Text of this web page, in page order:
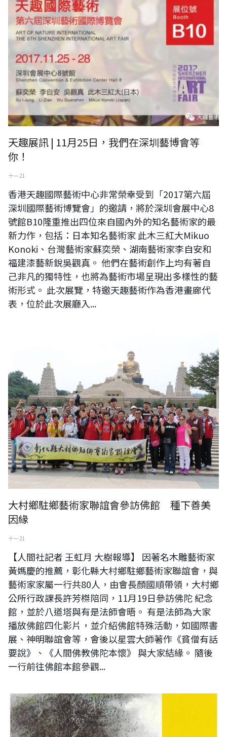
天趣展訊 | 11月25日，我們在深圳藝博會等
你！
十一 21
香港天趣國際藝術中心非常榮幸受到「2017第六屆
深圳國際藝術博覽會」的邀請，將於深圳會展中心8
號館B10隆重推出四位來自國內外的知名藝術家的最
新力作，包括：日本知名藝術家 此木三紅大Mikuo
Konoki、台灣藝術家蘇奕榮、湖南藝術家李自安和
福建漆藝新銳吳觀真。 他們在藝術創作上均有著自
己非凡的獨特性，也將為藝術市場呈現出多樣性的藝
術形式。 此次展覽，特邀天趣藝術作為香港畫廊代
表，位於此次展廳入...
大村鄉駐鄉藝術家聯誼會參訪佛館 種下善美
因緣
十一 21
【人間社記者 王虹月 大樹報導】 因著名木雕藝術家
黃媽慶的推薦，彰化縣大村鄉駐鄉藝術家聯誼會，與
藝術家家屬一行共80人，由會長顏國順帶領，大村鄉
公所行政課長許芳榤陪同，11月19日參訪佛陀 紀念
館，並於八道塔與有是法師會晤。 有是法師為大家
播放佛館四化影片，並介紹佛館特殊活動，如國際書
展、神明聯誼會等，會後以星雲大師著作《貧僧有話
要說》、《人間佛教佛陀本懷》 與大家結緣。 隨後
一行前往佛館本館參觀...
山水意象-簡品淑水墨創作展